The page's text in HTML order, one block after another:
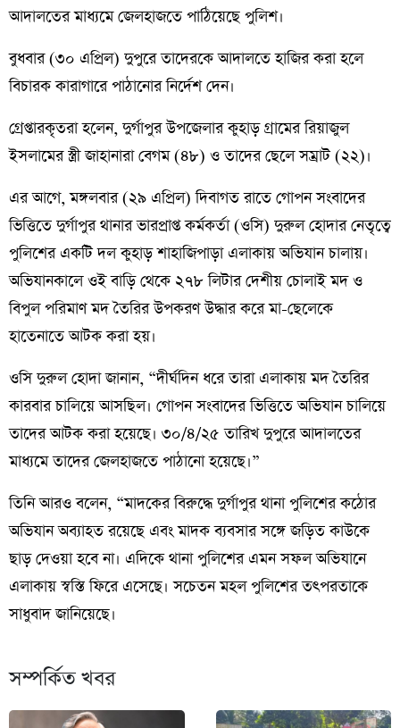
আদালতের মাধ্যমে জেলহাজতে পাঠিয়েছে পুলিশ।
বুধবার (৩০ এপ্রিল) দুপুরে তাদেরকে আদালতে হাজির করা হলে
বিচারক কারাগারে পাঠানোর নির্দেশ দেন।
গ্রেপ্তারকৃতরা হলেন, দুর্গাপুর উপজেলার কুহাড় গ্রামের রিয়াজুল
ইসলামের স্ত্রী জাহানারা বেগম (৪৮) ও তাদের ছেলে সম্রাট (২২)।
এর আগে, মঙ্গলবার (২৯ এপ্রিল) দিবাগত রাতে গোপন সংবাদের
ভিত্তিতে দুর্গাপুর থানার ভারপ্রাপ্ত কর্মকর্তা (ওসি) দুরুল হোদার নেতৃত্বে
পুলিশের একটি দল কুহাড় শাহাজিপাড়া এলাকায় অভিযান চালায়।
অভিযানকালে ওই বাড়ি থেকে ২৭৮ লিটার দেশীয় চোলাই মদ ও
বিপুল পরিমাণ মদ তৈরির উপকরণ উদ্ধার করে মা-ছেলেকে
হাতেনাতে আটক করা হয়।
ওসি দুরুল হোদা জানান, “দীর্ঘদিন ধরে তারা এলাকায় মদ তৈরির
কারবার চালিয়ে আসছিল। গোপন সংবাদের ভিত্তিতে অভিযান চালিয়ে
তাদের আটক করা হয়েছে। ৩০/৪/২৫ তারিখ দুপুরে আদালতের
মাধ্যমে তাদের জেলহাজতে পাঠানো হয়েছে।”
তিনি আরও বলেন, “মাদকের বিরুদ্ধে দুর্গাপুর থানা পুলিশের কঠোর
অভিযান অব্যাহত রয়েছে এবং মাদক ব্যবসার সঙ্গে জড়িত কাউকে
ছাড় দেওয়া হবে না। এদিকে থানা পুলিশের এমন সফল অভিযানে
এলাকায় স্বস্তি ফিরে এসেছে। সচেতন মহল পুলিশের তৎপরতাকে
সাধুবাদ জানিয়েছে।
সম্পর্কিত খবর